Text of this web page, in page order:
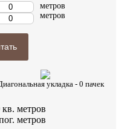
метров
метров
укладка - 0 пачек
кв. метров
метров